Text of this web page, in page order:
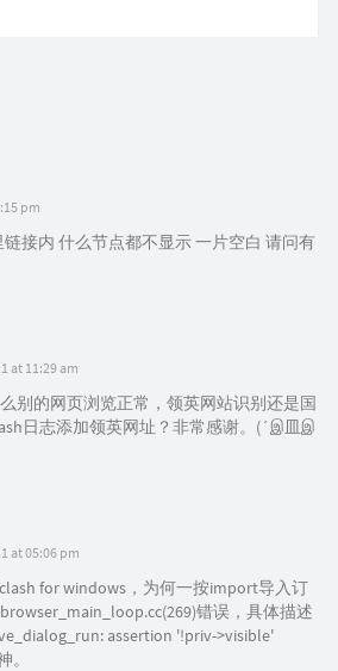
pm
链接内 什么节点都不显示 一片空白 请问有
at 11:29 am
别的网页浏览正常，领英网站识别还是国
日志添加领英网址？非常感谢。(´இ皿இ
at 05:06 pm
for windows，为何一按import导入订
错误，具体描述
assertion '!priv->visible'
。